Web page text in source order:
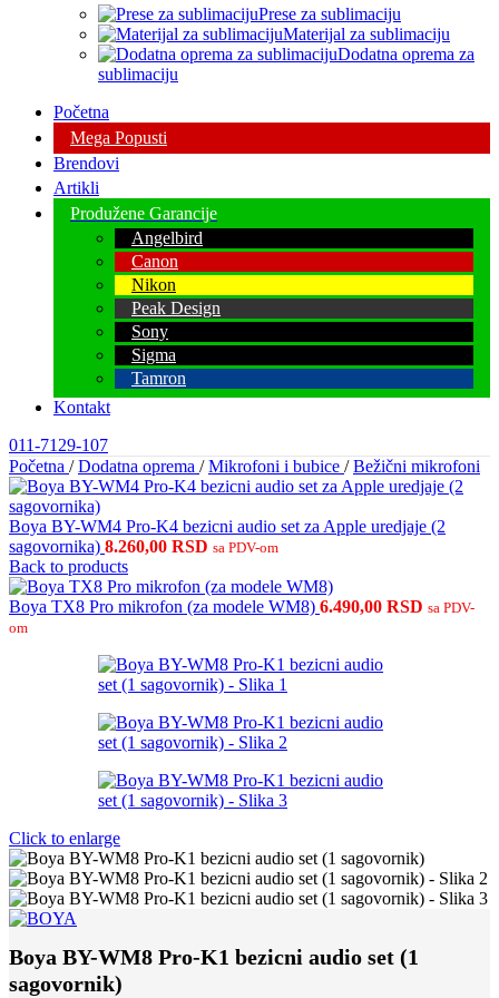
Prese za sublimaciju
Materijal za sublimaciju
Dodatna oprema za
sublimaciju
Početna
Mega Popusti
Brendovi
Artikli
Produžene Garancije
Angelbird
Canon
Nikon
Peak Design
Sony
Sigma
Tamron
Kontakt
011-7129-107
Početna / Dodatna oprema / Mikrofoni i bubice / Bežični mikrofoni
Boya BY-WM4 Pro-K4 bezicni audio set za Apple uredjaje (2
sagovornika) 8.260,00 RSD sa PDV-om
Back to products
Boya TX8 Pro mikrofon (za modele WM8) 6.490,00 RSD sa PDV-
om
Click to enlarge
Boya BY-WM8 Pro-K1 bezicni audio set (1
sagovornik)